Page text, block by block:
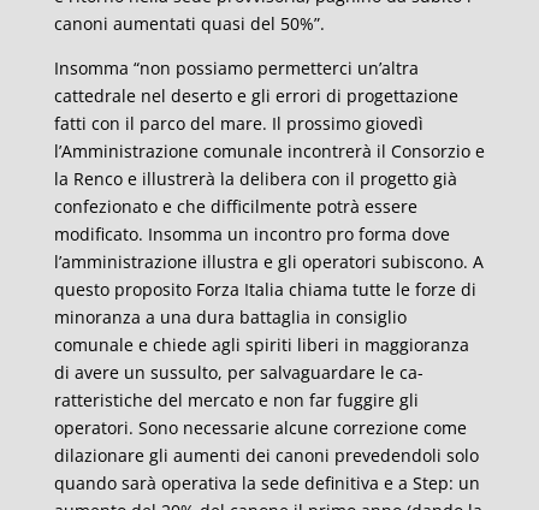
canoni aumentati quasi del 50%”.
Insomma “non possiamo permetterci un’altra
cattedrale nel deserto e gli errori di progettazione
fatti con il parco del mare. Il prossimo giovedì
l’Amministrazione comunale incontrerà il Consorzio e
la Renco e illustrerà la delibera con il progetto già
confezionato e che difficilmente potrà essere
modificato. Insomma un incontro pro forma dove
l’amministrazione illustra e gli operatori subiscono. A
questo proposito Forza Italia chiama tutte le forze di
minoranza a una dura battaglia in consiglio
comunale e chiede agli spiriti liberi in maggioranza
di avere un sussulto, per salvaguardare le ca-
ratteristiche del mercato e non far fuggire gli
operatori. Sono necessarie alcune correzione come
dilazionare gli aumenti dei canoni prevedendoli solo
quando sarà operativa la sede definitiva e a Step: un